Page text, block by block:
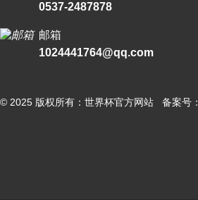
0537-2487878
邮箱
1024441764@qq.com
© 2025 版权所有：世界杯官方网站 备案号：